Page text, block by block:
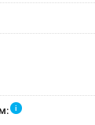
i